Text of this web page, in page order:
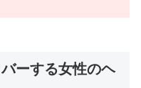
ーする女性のヘ